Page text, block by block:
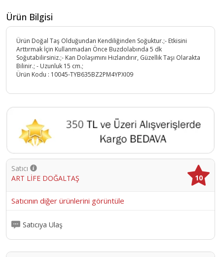
Ürün Bilgisi
Ürün Doğal Taş Olduğundan Kendiliğinden Soğuktur.;- Etkisini
Arttırmak İçin Kullanmadan Önce Buzdolabında 5 dk
Soğutabilirsiniz.;- Kan Dolaşımını Hızlandırır, Güzellik Taşı Olarakta
Bilinir.; - Uzunluk 15 cm.;
Ürün Kodu : 10045-TYB635BZ2PM4YPXI09
Satıcı
ART LİFE DOĞALTAŞ
10
Satıcının diğer ürünlerini görüntüle
Satıcıya Ulaş